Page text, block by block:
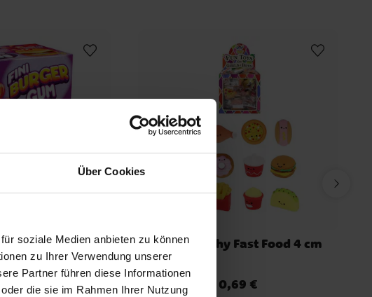
Über Cookies
soziale Medien anbieten zu können
zu Ihrer Verwendung unserer
Partner führen diese Informationen
die sie im Rahmen Ihrer Nutzung
- Hamburger
0,19 €
€
Mini Squishy Fast Food 4 cm
Preis:0,69 €
0,69 €